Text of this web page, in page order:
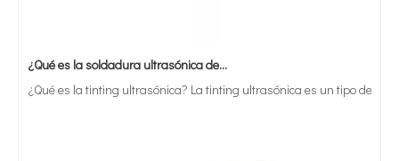
¿Qué es la tinting ultrasónica? La tinting ultrasónica es un tipo de